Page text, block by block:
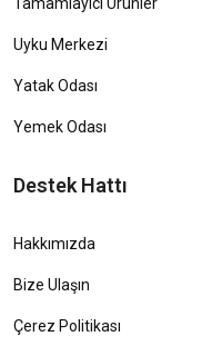
Uyku Merkezi
Yatak Odası
Yemek Odası
Destek Hattı
Hakkımızda
Bize Ulaşın
Çerez Politikası